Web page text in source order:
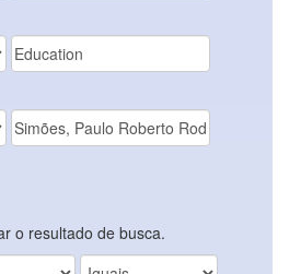
o resultado de busca.